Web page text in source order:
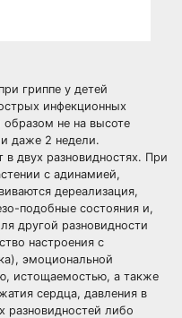
гриппе у детей
инфекционных
образом не на высоте
даже 2 недели.
в двух разновидностях. При
с адинамией,
дереализация,
подобные состояния и,
другой разновидности
настроения с
эмоциональной
истощаемостью, а также
сердца, давления в
разновидностей либо